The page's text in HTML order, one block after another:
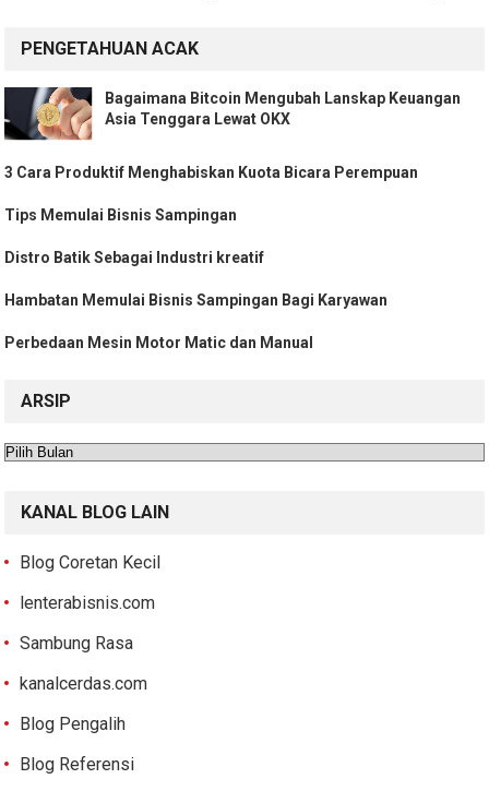
PENGETAHUAN ACAK
Bagaimana Bitcoin Mengubah Lanskap Keuangan
Asia Tenggara Lewat OKX
3 Cara Produktif Menghabiskan Kuota Bicara Perempuan
Tips Memulai Bisnis Sampingan
Distro Batik Sebagai Industri kreatif
Hambatan Memulai Bisnis Sampingan Bagi Karyawan
Perbedaan Mesin Motor Matic dan Manual
ARSIP
Arsip
KANAL BLOG LAIN
Blog Coretan Kecil
lenterabisnis.com
Sambung Rasa
kanalcerdas.com
Blog Pengalih
Blog Referensi